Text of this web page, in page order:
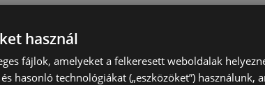
használ
fájlok, amelyeket a felkeresett weboldalak
hasonló technológiákat („eszközöket”) használunk,